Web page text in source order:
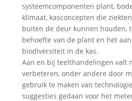
systeemcomponenten plant,
klimaat, kasconcepten die
buiten de deur kunnen houden,
behoefte van de plant en het
biodiversiteit in de kas.
Aan en bij teelthandelingen valt
verbeteren, onder andere door
gebruik te maken van
suggesties gedaan voor het